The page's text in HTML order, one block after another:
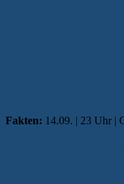
Fakten: 14.09. | 23 Uhr |